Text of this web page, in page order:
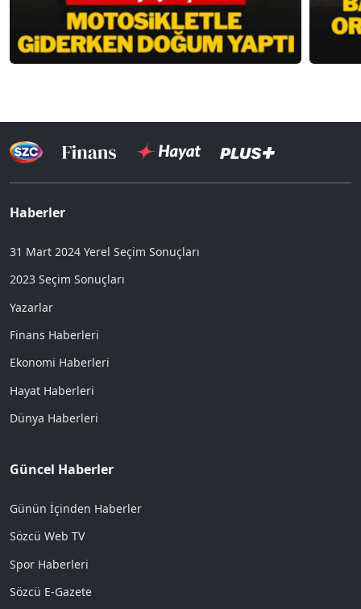
Haberler
31 Mart 2024 Yerel Seçim Sonuçları
2023 Seçim Sonuçları
Yazarlar
Finans Haberleri
Ekonomi Haberleri
Hayat Haberleri
Dünya Haberleri
Güncel Haberler
Günün İçinden Haberler
Sözcü Web TV
Spor Haberleri
Sözcü E-Gazete